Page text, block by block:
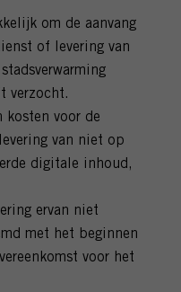
om de aanvang
of levering van
verzocht.
kosten voor de
van niet op
digitale inhoud,
ervan niet
met het beginnen
voor het